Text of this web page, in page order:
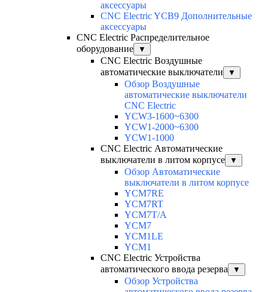
аксессуары
CNC Electric YCB9 Дополнительные
аксессуары
CNC Electric Распределительное
оборудование
▼
CNC Electric Воздушные
автоматические выключатели
▼
Обзор Воздушные
автоматические выключатели
CNC Electric
YCW3-1600~6300
YCW1-2000~6300
YCW1-1000
CNC Electric Автоматические
выключатели в литом корпусе
▼
Обзор Автоматические
выключатели в литом корпусе
YCM7RE
YCM7RT
YCM7T/A
YCM7
YCM1LE
YCM1
CNC Electric Устройства
автоматического ввода резерва
▼
Обзор Устройства